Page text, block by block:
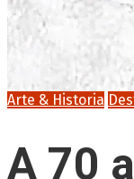
Arte & Historia
A 70